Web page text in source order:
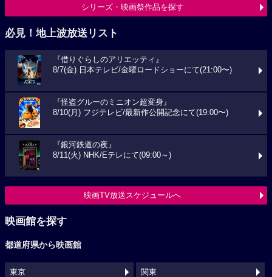
シリーズ・映画祭作品を探す
必見！地上波放送リスト
『借りぐらしのアリエッティ』
8/7(金) 日本テレビ/金曜ロードショーにて(21:00〜)
『怪盗グルーのミニオン超変身』
8/10(月) フジテレビ/最新作公開記念にて(19:00〜)
『銀河鉄道の夜』
8/11(火) NHK/Eテレにて(09:00～)
映画TV放送スケジュールへ
映画館を探す
都道府県から映画館
東京 関東